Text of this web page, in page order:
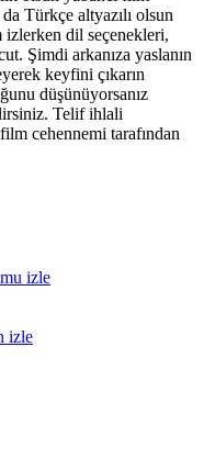
Türkçe altyazılı olsun
dil seçenekleri,
Şimdi arkanıza yaslanın
keyfini çıkarın
düşünüyorsanız
Telif ihlali
cehennemi tarafından
izle
izle